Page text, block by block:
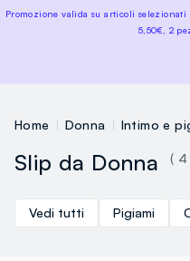
Promozione valida su articoli
5,50€, 2
Home Donna Intimo e
Slip da Donna ( 4
Vedi tutti Pigiami